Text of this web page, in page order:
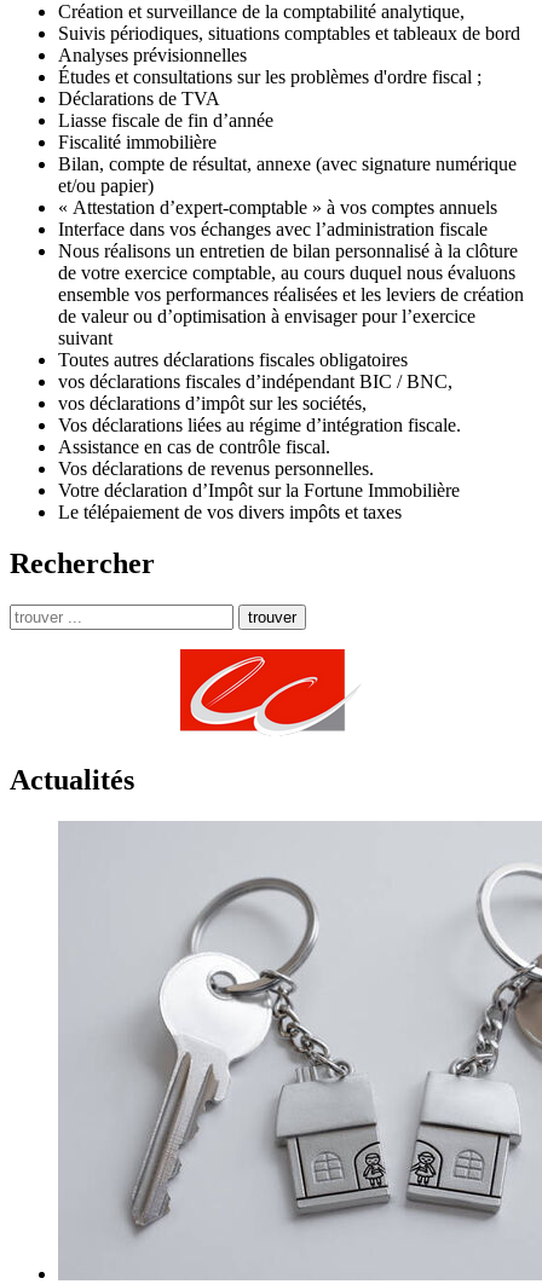
Création et surveillance de la comptabilité analytique,
Suivis périodiques, situations comptables et tableaux de bord
Analyses prévisionnelles
Études et consultations sur les problèmes d'ordre fiscal ;
Déclarations de TVA
Liasse fiscale de fin d’année
Fiscalité immobilière
Bilan, compte de résultat, annexe (avec signature numérique
et/ou papier)
« Attestation d’expert-comptable » à vos comptes annuels
Interface dans vos échanges avec l’administration fiscale
Nous réalisons un entretien de bilan personnalisé à la clôture
de votre exercice comptable, au cours duquel nous évaluons
ensemble vos performances réalisées et les leviers de création
de valeur ou d’optimisation à envisager pour l’exercice
suivant
Toutes autres déclarations fiscales obligatoires
vos déclarations fiscales d’indépendant BIC / BNC,
vos déclarations d’impôt sur les sociétés,
Vos déclarations liées au régime d’intégration fiscale.
Assistance en cas de contrôle fiscal.
Vos déclarations de revenus personnelles.
Votre déclaration d’Impôt sur la Fortune Immobilière
Le télépaiement de vos divers impôts et taxes
Rechercher
trouver
Actualités